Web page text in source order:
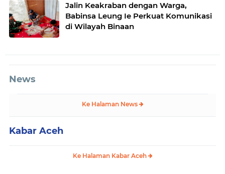
Jalin Keakraban dengan Warga,
Babinsa Leung Ie Perkuat Komunikasi
di Wilayah Binaan
News
Ke Halaman News
Kabar Aceh
Ke Halaman Kabar Aceh